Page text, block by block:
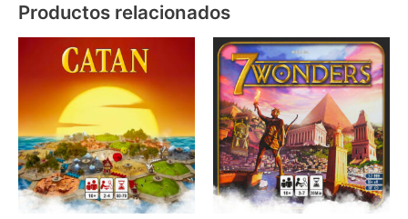
Productos relacionados